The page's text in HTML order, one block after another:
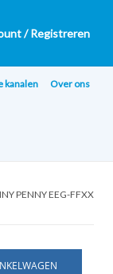
/ Registreren
kanalen Over ons
PENNY EEG-FFXX